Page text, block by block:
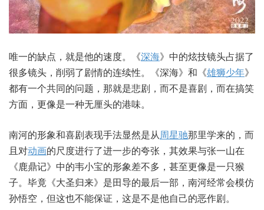
唯一的缺点，就是他的速度。《深海》中的炫技镜头占据了
很多镜头，削弱了剧情的连续性。《深海》和《雄狮少年》
都有一个共同的问题，那就是悲剧，而不是喜剧，而在搞笑
方面，更像是一种无厘头的港味。
南河的形象和喜剧表现手法显然是从周星驰那里学来的，而
且对动画的尺度进行了进一步的夸张，其效果与张一山在
《鹿鼎记》中的韦小宝的形象差不多，甚至更像是一只猴
子。毕竟《大圣归来》是田导的最后一部，南河经常会模仿
孙悟空，但这也不能保证，这是不是他自己的恶作剧。